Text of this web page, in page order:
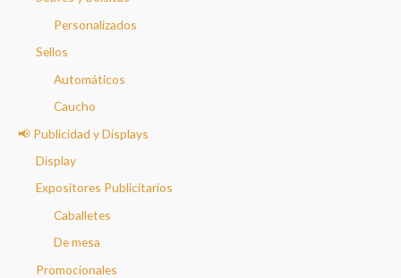
Personalizados
Sellos
Automáticos
Caucho
📢 Publicidad y Displays
Display
Expositores Publicitarios
Caballetes
De mesa
Promocionales